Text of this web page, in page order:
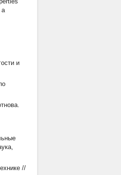
a
и
//